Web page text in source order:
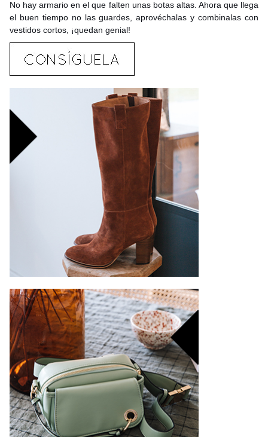
No hay armario en el que falten unas botas altas. Ahora que llega
el buen tiempo no las guardes, aprovéchalas y combinalas con
vestidos cortos, ¡quedan genial!